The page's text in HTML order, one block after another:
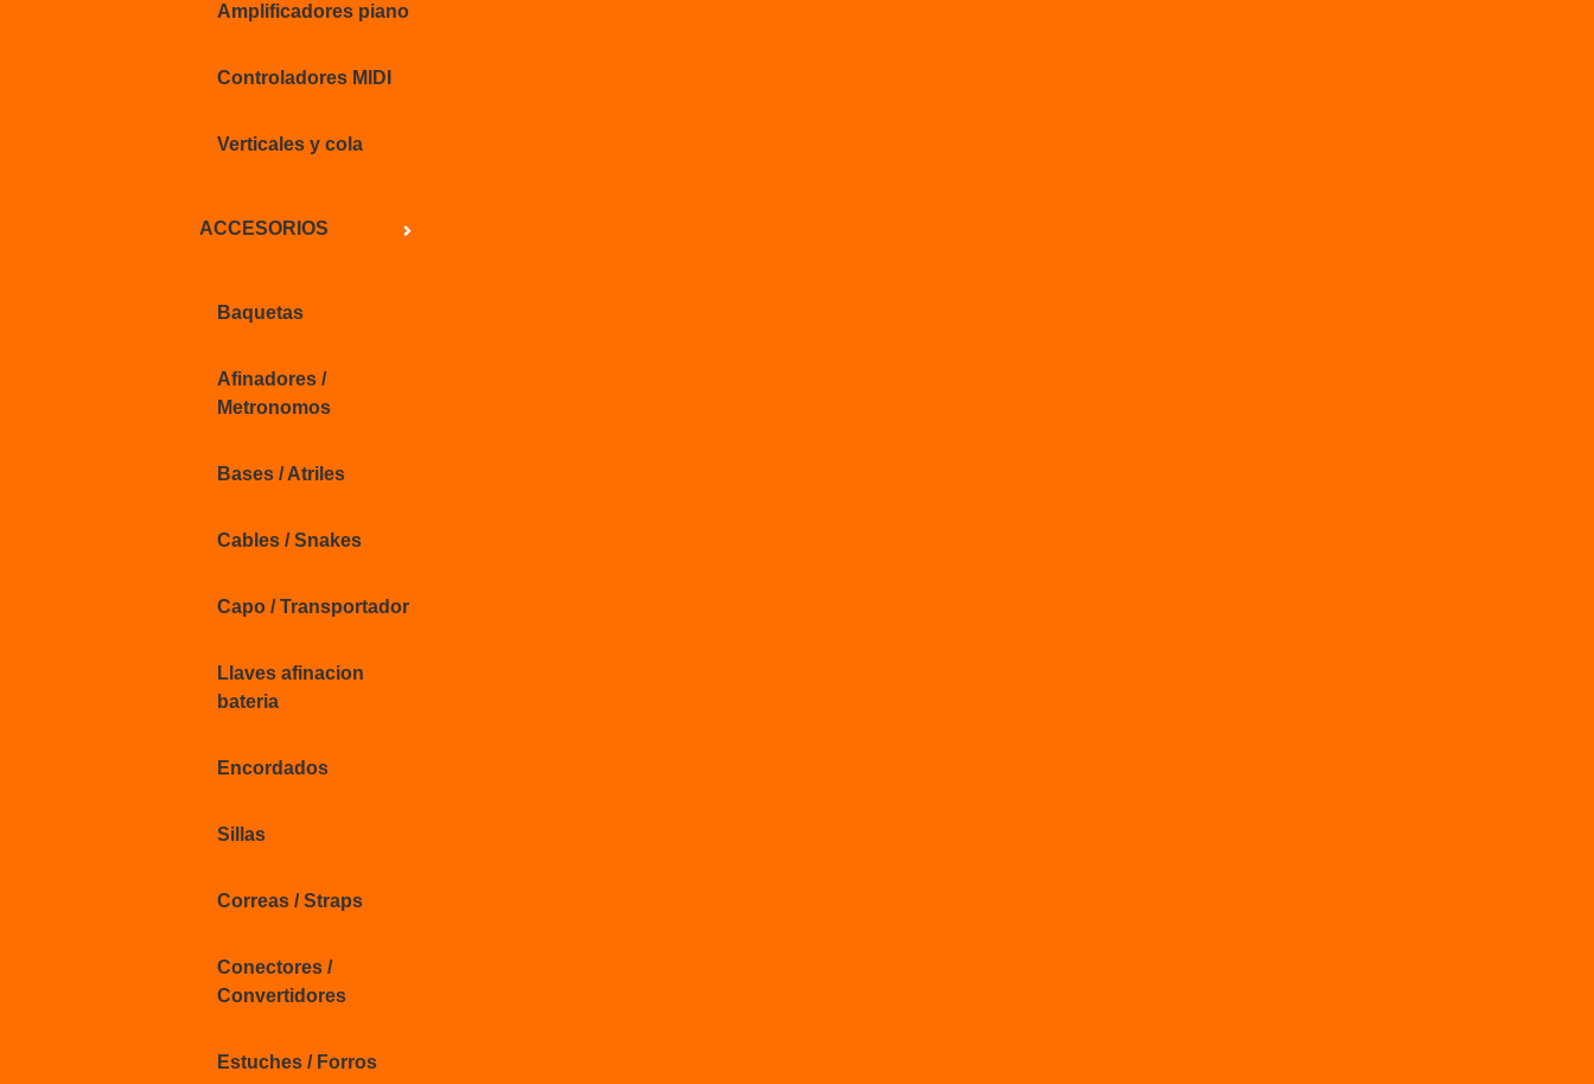
Amplificadores piano
Controladores MIDI
Verticales y cola
ACCESORIOS
Baquetas
Afinadores /
Metronomos
Bases / Atriles
Cables / Snakes
Capo / Transportador
Llaves afinacion
bateria
Encordados
Sillas
Correas / Straps
Conectores /
Convertidores
Estuches / Forros